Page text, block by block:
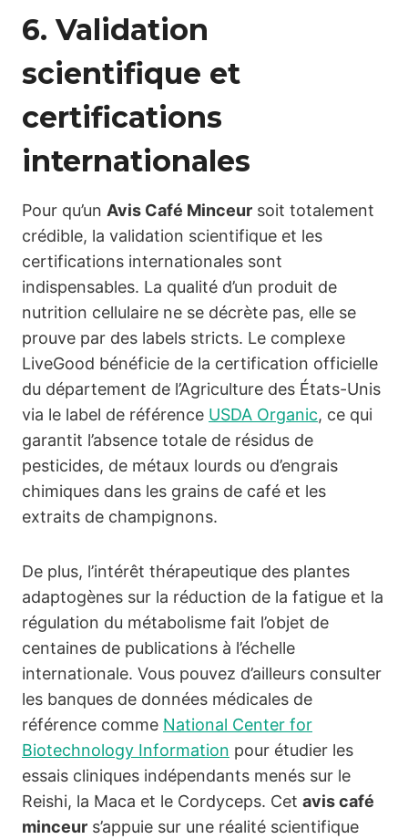
6. Validation
scientifique et
certifications
internationales
Pour qu’un Avis Café Minceur soit totalement
crédible, la validation scientifique et les
certifications internationales sont
indispensables. La qualité d’un produit de
nutrition cellulaire ne se décrète pas, elle se
prouve par des labels stricts. Le complexe
LiveGood bénéficie de la certification officielle
du département de l’Agriculture des États-Unis
via le label de référence USDA Organic, ce qui
garantit l’absence totale de résidus de
pesticides, de métaux lourds ou d’engrais
chimiques dans les grains de café et les
extraits de champignons.
De plus, l’intérêt thérapeutique des plantes
adaptogènes sur la réduction de la fatigue et la
régulation du métabolisme fait l’objet de
centaines de publications à l’échelle
internationale. Vous pouvez d’ailleurs consulter
les banques de données médicales de
référence comme National Center for
Biotechnology Information pour étudier les
essais cliniques indépendants menés sur le
Reishi, la Maca et le Cordyceps. Cet avis café
minceur s’appuie sur une réalité scientifique